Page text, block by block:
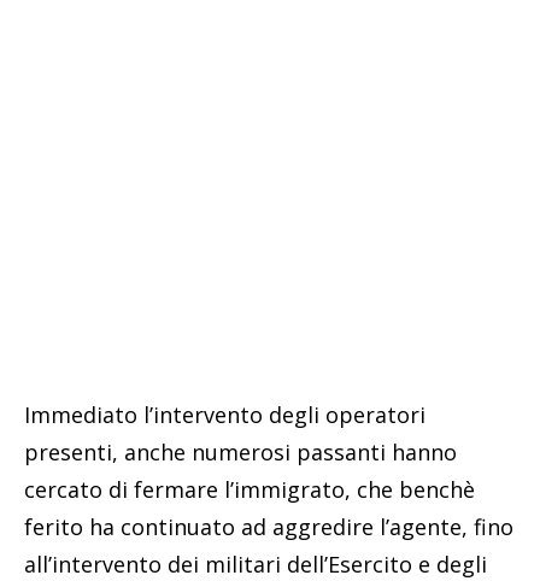
Immediato l’intervento degli operatori
presenti, anche numerosi passanti hanno
cercato di fermare l’immigrato, che benchè
ferito ha continuato ad aggredire l’agente, fino
all’intervento dei militari dell’Esercito e degli